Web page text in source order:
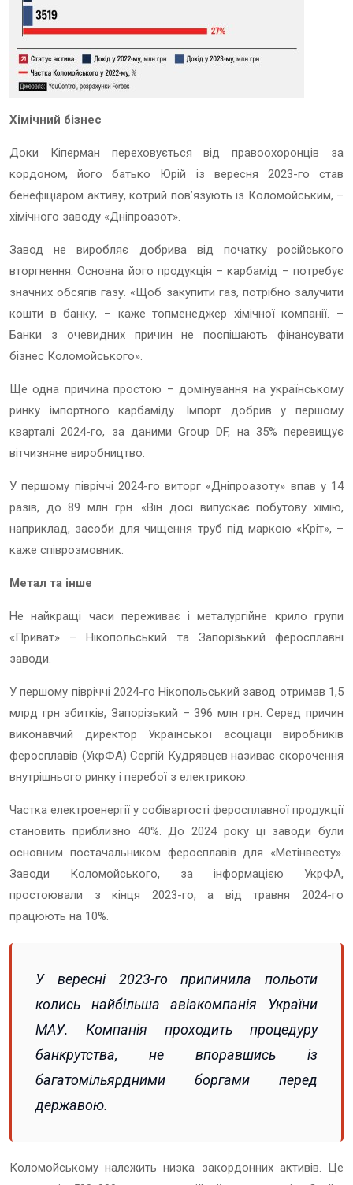
Хімічний бізнес
Доки Кіперман переховується від правоохоронців за
кордоном, його батько Юрій із вересня 2023-го став
бенефіціаром активу, котрий пов’язують із Коломойським, –
хімічного заводу «Дніпроазот».
Завод не виробляє добрива від початку російського
вторгнення. Основна його продукція – карбамід – потребує
значних обсягів газу. «Щоб закупити газ, потрібно залучити
кошти в банку, – каже топменеджер хімічної компанії. –
Банки з очевидних причин не поспішають фінансувати
бізнес Коломойського».
Ще одна причина простою – домінування на українському
ринку імпортного карбаміду. Імпорт добрив у першому
кварталі 2024-го, за даними Group DF, на 35% перевищує
вітчизняне виробництво.
У першому півріччі 2024-го виторг «Дніпроазоту» впав у 14
разів, до 89 млн грн. «Він досі випускає побутову хімію,
наприклад, засоби для чищення труб під маркою «Кріт», –
каже співрозмовник.
Метал та інше
Не найкращі часи переживає і металургійне крило групи
«Приват» – Нікопольський та Запорізький феросплавні
заводи.
У першому півріччі 2024-го Нікопольський завод отримав 1,5
млрд грн збитків, Запорізький – 396 млн грн. Серед причин
виконавчий директор Української асоціації виробників
феросплавів (УкрФА) Сергій Кудрявцев називає скорочення
внутрішнього ринку і перебої з електрикою.
Частка електроенергії у собівартості феросплавної продукції
становить приблизно 40%. До 2024 року ці заводи були
основним постачальником феросплавів для «Метінвесту».
Заводи Коломойського, за інформацією УкрФА,
простоювали з кінця 2023-го, а від травня 2024-го
працюють на 10%.
У вересні 2023-го припинила польоти
колись найбільша авіакомпанія України
МАУ. Компанія проходить процедуру
банкрутства, не впоравшись із
багатомільярдними боргами перед
державою.
Коломойському належить низка закордонних активів. Це